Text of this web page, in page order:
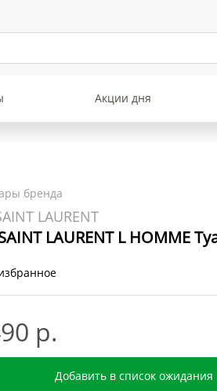
Акции дня
бренда
LAURENT
LAURENT L HOMME
р.
Добавить в список ожидания